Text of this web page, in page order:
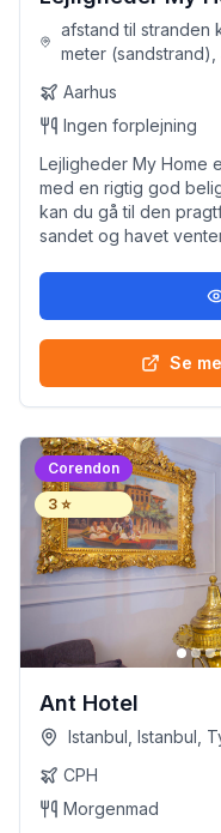
afstand til stranden
meter
Aarhus
Ingen forplejning
Lejligheder My Home
med en rigtig god
kan du gå til den
sandet og havet
Se
Corendon
3 ⭐
Ant Hotel
Istanbul, Istanbul,
CPH
Morgenmad